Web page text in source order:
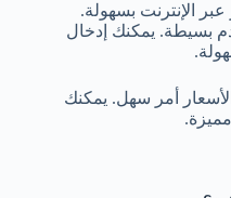
الإنترنت بسهولة.
بسيطة. يمكنك إدخال
أمر سهل. يمكنك